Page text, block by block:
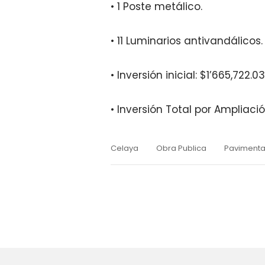
• 1 Poste metálico.
• 11 Luminarios antivandálicos.
• Inversión inicial: $1’665,722.03
• Inversión Total por
Celaya Obra Publica